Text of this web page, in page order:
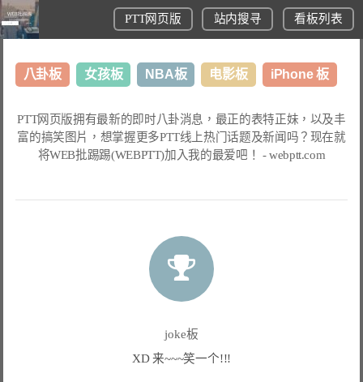
PTT网页版 站内搜寻 看板列表
八卦板 女孩板 NBA板 电影板 iPhone 板
美食板
PTT网页版拥有最新的即时八卦消息，最正的表特正妹，以及丰
富的搞笑图片，想掌握更多PTT线上热门话题及新闻吗？现在就
将WEB批踢踢(WEBPTT)加入我的最爱吧！ -webptt.com
joke板
XD 来~~~笑一个!!!